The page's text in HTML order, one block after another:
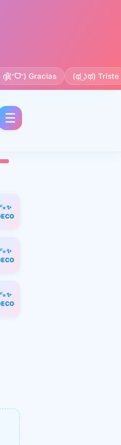
ദ്ദി(ᵔᗜᵔ) Gracias (ಥ ͜ʖಥ) Triste
☰